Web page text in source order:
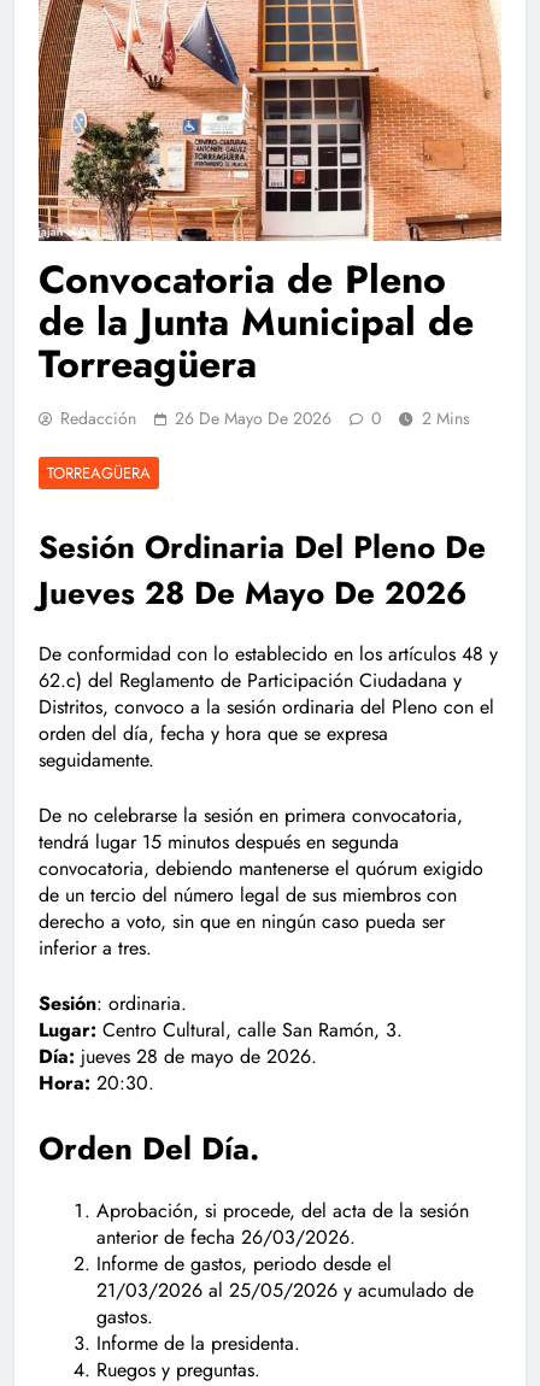
Convocatoria de Pleno
de la Junta Municipal de
Torreagüera
Redacción 26 De Mayo De 2026 0 2 Mins
TORREAGÜERA
Sesión Ordinaria Del Pleno De
Jueves 28 De Mayo De 2026
De conformidad con lo establecido en los artículos 48 y
62.c) del Reglamento de Participación Ciudadana y
Distritos, convoco a la sesión ordinaria del Pleno con el
orden del día, fecha y hora que se expresa
seguidamente.
De no celebrarse la sesión en primera convocatoria,
tendrá lugar 15 minutos después en segunda
convocatoria, debiendo mantenerse el quórum exigido
de un tercio del número legal de sus miembros con
derecho a voto, sin que en ningún caso pueda ser
inferior a tres.
Sesión: ordinaria.
Lugar: Centro Cultural, calle San Ramón, 3.
Día: jueves 28 de mayo de 2026.
Hora: 20:30.
Orden Del Día.
Aprobación, si procede, del acta de la sesión
anterior de fecha 26/03/2026.
Informe de gastos, periodo desde el
21/03/2026 al 25/05/2026 y acumulado de
gastos.
Informe de la presidenta.
Ruegos y preguntas.